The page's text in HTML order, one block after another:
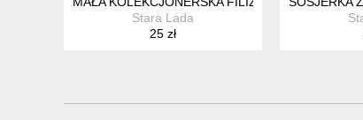
Stara Lada
25 zł